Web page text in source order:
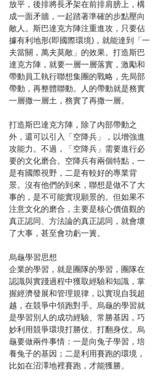
放平，後排將長矛架在前排肩膀上，構
成一面矛牆，一起踏著準確的步點壓向
敵人。斯巴達克方陣注重進攻，只要佔
據有利地形(即國際環境)，就能達到「一
夫當關，萬夫莫敵」的效果。打造斯巴
達克方陣，就要一層一層落實，激勵和
帶動員工執行聯想集團的戰略，先局部
帶動，再整體聯動。人的帶動就是務實
一層撒一層土，務實了再撒一層。
打造斯巴達克方陣，除了內部帶動之
外，還可以引入「空降兵」，以增強進
攻能力。不過，「空降兵」需要進行必
要的文化磨合。空降兵有兩個特點，一
是有國際視野，二是有較好的專業背
景。沒有他們的到來，聯想是做不了大
事的，是不可能實現願景的。但如果不
注意文化的磨合，主要是核心價值觀的
真正認同、方法論的真正認同，就會壞
了大事，甚至會功虧一簣。
烏龜學習思想
企業的學習，就是團隊的學習，團隊在
認識與實踐過程中獲取經驗和知識，掌
握經濟發展和管理規律，以實現自我超
越，在競爭中領跑對手。烏龜的學習就
是學習別人的成功經驗、常勝基因，巧
妙利用競爭環境打勝仗、打翻身仗。烏
龜要做兩件事情：一是向兔子學習，培
養兔子的基因；二是利用賽跑的環境，
比如在沼澤地裡賽跑，才能獲勝。